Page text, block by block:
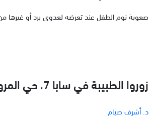
صعوبة نوم الطفل عند تعرضه لعدوى برد أو غيرها
زوروا الطبيبة في سابا 7، حي المروة
د. أشرف صيام